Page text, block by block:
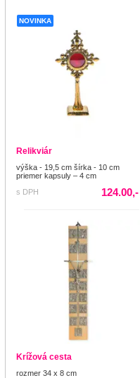
NOVINKA
Relikviár
výška - 19,5 cm šírka - 10 cm
priemer kapsuly – 4 cm
s DPH
Krížová cesta
rozmer 34 x 8 cm